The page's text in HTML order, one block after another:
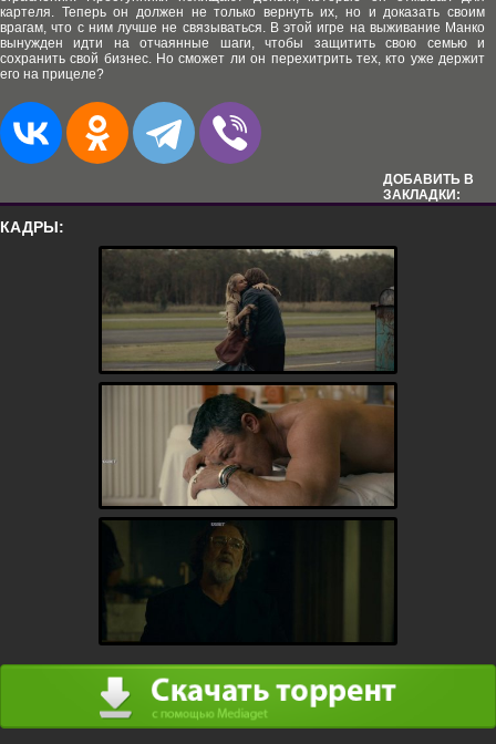
картеля. Теперь он должен не только вернуть их, но и доказать своим
врагам, что с ним лучше не связываться. В этой игре на выживание Манко
вынужден идти на отчаянные шаги, чтобы защитить свою семью и
сохранить свой бизнес. Но сможет ли он перехитрить тех, кто уже держит
его на прицеле?
ДОБАВИТЬ В
ЗАКЛАДКИ:
КАДРЫ: